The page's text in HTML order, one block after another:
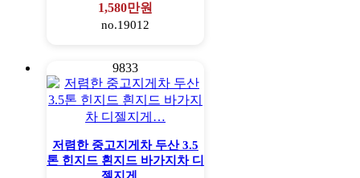
1,580만원
no.19012
9833
저렴한 중고지게차 두산 3.5
톤 힌지드 흰지드 바가지차 디